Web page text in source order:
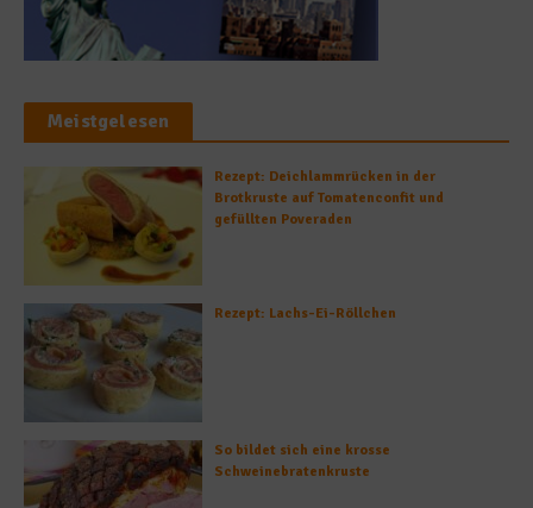
Meistgelesen
Rezept: Deichlammrücken in der
Brotkruste auf Tomatenconfit und
gefüllten Poveraden
Rezept: Lachs-Ei-Röllchen
So bildet sich eine krosse
Schweinebratenkruste